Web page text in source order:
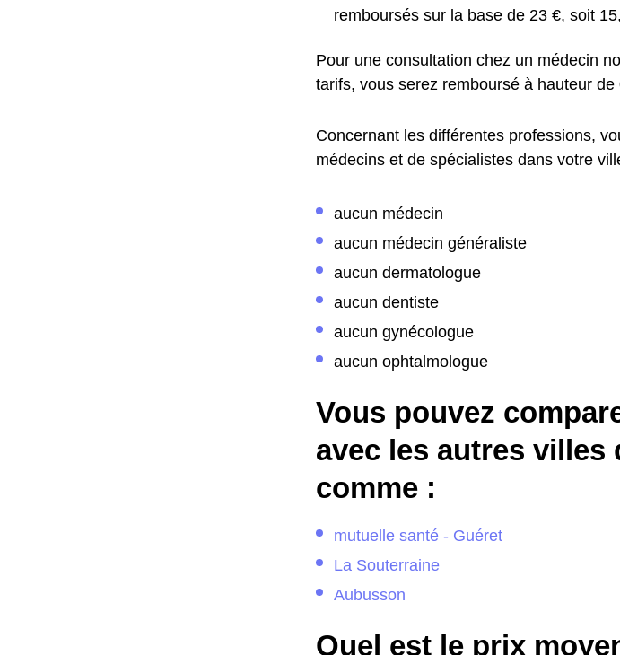
remboursés sur la base de 23 €, soit
Pour une consultation chez un médecin
tarifs, vous serez remboursé à hauteur
Concernant les différentes professions,
médecins et de spécialistes dans votre
aucun médecin
aucun médecin généraliste
aucun dermatologue
aucun dentiste
aucun gynécologue
aucun ophtalmologue
Vous pouvez
avec les autres villes
comme :
mutuelle santé - Guéret
La Souterraine
Aubusson
Quel est le prix